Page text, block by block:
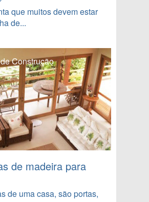
que muitos devem estar
de...
Construção
de madeira para
de uma casa, são portas,